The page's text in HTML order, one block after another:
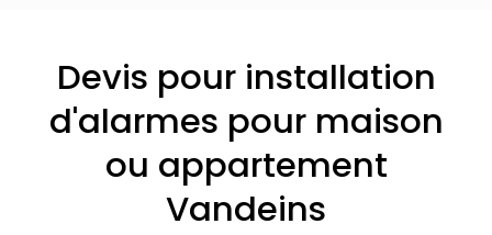
Devis pour installation
d'alarmes pour maison
ou appartement
Vandeins